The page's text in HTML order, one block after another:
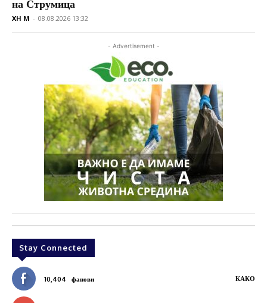
на Струмица
XH M - 08.08.2026 13:32
- Advertisement -
Stay Connected
10,404 фанови КАКО